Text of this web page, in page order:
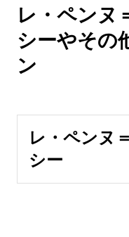
レ・ペンヌ
シーやその
ン
レ・ペンヌ
シー